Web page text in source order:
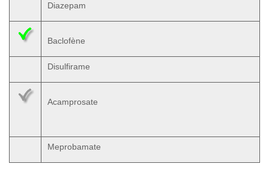
Diazepam
Baclofène
Disulfirame
Acamprosate
Meprobamate